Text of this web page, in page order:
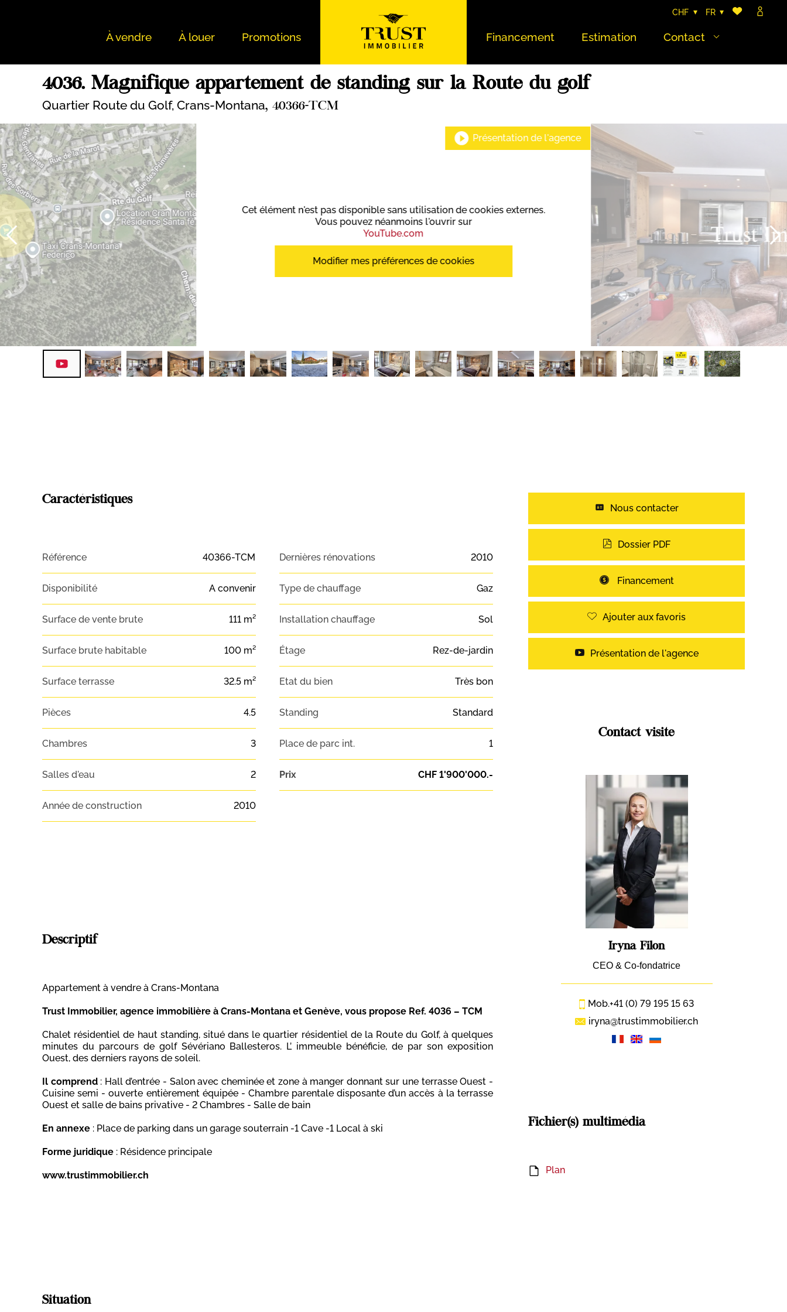
CHF FR
À vendre À louer Promotions Financement Estimation Contact
4036. Magnifique appartement de standing sur la Route du golf
Quartier Route du Golf, Crans-Montana, 40366-TCM
Présentation de l'agence
Cet élément n'est pas disponible sans utilisation de cookies externes.
Vous pouvez néanmoins l'ouvrir sur
YouTube.com
Modifier mes préférences de cookies
Caractéristiques
Référence 40366-TCM
Disponibilité A convenir
Surface de vente brute 111 m²
Surface brute habitable 100 m²
Surface terrasse 32.5 m²
Pièces 4.5
Chambres 3
Salles d'eau 2
Année de construction 2010
Dernières rénovations 2010
Type de chauffage Gaz
Installation chauffage Sol
Étage Rez-de-jardin
Etat du bien Très bon
Standing Standard
Place de parc int. 1
Prix CHF 1'900'000.-
Descriptif
Appartement à vendre à Crans-Montana
Trust Immobilier, agence immobilière à Crans-Montana et Genève, vous propose Ref. 4036 – TCM
Chalet résidentiel de haut standing, situé dans le quartier résidentiel de la Route du Golf, à quelques
minutes du parcours de golf Sévériano Ballesteros. L’ immeuble bénéficie, de par son exposition
Ouest, des derniers rayons de soleil.
Il comprend: Hall d’entrée - Salon avec cheminée et zone à manger donnant sur une terrasse Ouest -
Cuisine semi - ouverte entièrement équipée - Chambre parentale disposante d’un accès à la terrasse
Ouest et salle de bains privative - 2 Chambres - Salle de bain
En annexe : Place de parking dans un garage souterrain -1 Cave -1 Local à ski
Forme juridique : Résidence principale
www.trustimmobilier.ch
Situation
Nous contacter
Dossier PDF
Financement
Ajouter aux favoris
Présentation de l'agence
Contact visite
Iryna Filon
CEO & Co-fondatrice
Mob.+41 (0) 79 195 15 63
iryna@trustimmobilier.ch
Fichier(s) multimédia
Plan